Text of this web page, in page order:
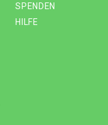
SPENDEN
HILFE